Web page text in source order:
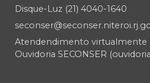
Disque-Luz (21) 4040-1640
Atendendimento virtualmente
Ouvidoria SECONSER